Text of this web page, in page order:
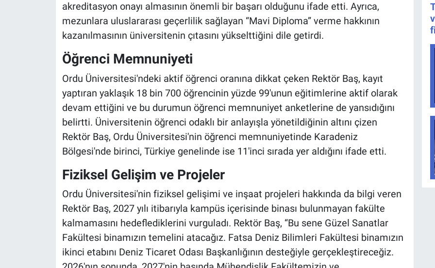
akreditasyon onayı almasının önemli bir başarı olduğunu ifade etti. Ayrıca,
mezunlara uluslararası geçerlilik sağlayan “Mavi Diploma” verme hakkının
kazanılmasının üniversitenin çıtasını yükselttiğini dile getirdi.
Öğrenci Memnuniyeti
Ordu Üniversitesi'ndeki aktif öğrenci oranına dikkat çeken Rektör Baş, kayıt
yaptıran yaklaşık 18 bin 700 öğrencinin yüzde 99'unun eğitimlerine aktif olarak
devam ettiğini ve bu durumun öğrenci memnuniyet anketlerine de yansıdığını
belirtti. Üniversitenin öğrenci odaklı bir anlayışla yönetildiğinin altını çizen
Rektör Baş, Ordu Üniversitesi'nin öğrenci memnuniyetinde Karadeniz
Bölgesi'nde birinci, Türkiye genelinde ise 11'inci sırada yer aldığını ifade etti.
Fiziksel Gelişim ve Projeler
Ordu Üniversitesi'nin fiziksel gelişimi ve inşaat projeleri hakkında da bilgi veren
Rektör Baş, 2027 yılı itibarıyla kampüs içerisinde binası bulunmayan fakülte
kalmamasını hedeflediklerini vurguladı. Rektör Baş, “Bu sene Güzel Sanatlar
Fakültesi binamızın temelini atacağız. Fatsa Deniz Bilimleri Fakültesi binamızın
ikinci etabını Deniz Ticaret Odası Başkanlığının desteğiyle gerçekleştireceğiz.